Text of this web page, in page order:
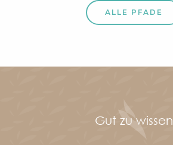
ALLE PFADE
Gut zu wissen